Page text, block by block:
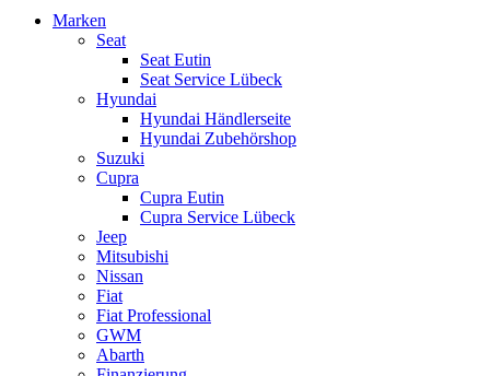
Marken
Seat
Seat Eutin
Seat Service Lübeck
Hyundai
Hyundai Händlerseite
Hyundai Zubehörshop
Suzuki
Cupra
Cupra Eutin
Cupra Service Lübeck
Jeep
Mitsubishi
Nissan
Fiat
Fiat Professional
GWM
Abarth